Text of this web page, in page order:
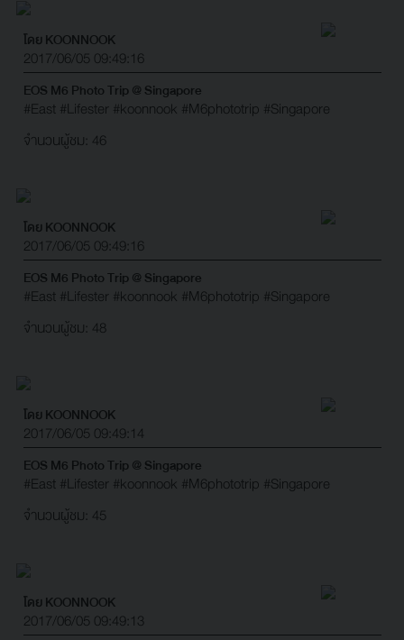
โดย KOONNOOK
2017/06/05 09:49:16
EOS M6 Photo Trip @ Singapore
#East #Lifester #koonnook #M6phototrip #Singapore
จำนวนผู้ชม: 46
โดย KOONNOOK
2017/06/05 09:49:16
EOS M6 Photo Trip @ Singapore
#East #Lifester #koonnook #M6phototrip #Singapore
จำนวนผู้ชม: 48
โดย KOONNOOK
2017/06/05 09:49:14
EOS M6 Photo Trip @ Singapore
#East #Lifester #koonnook #M6phototrip #Singapore
จำนวนผู้ชม: 45
โดย KOONNOOK
2017/06/05 09:49:13